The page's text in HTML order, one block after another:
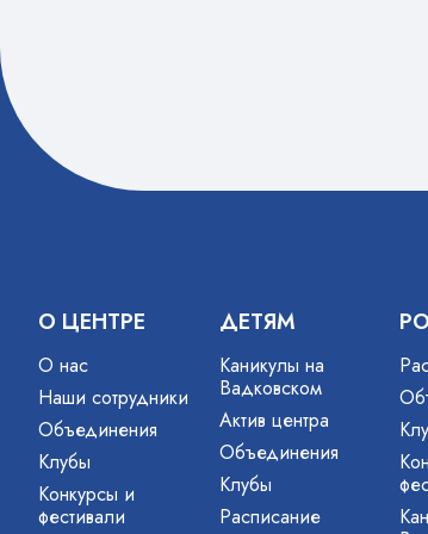
О ЦЕНТРЕ
О нас
Наши сотрудники
Объединения
Клубы
Конкурсы и
фестивали
ДЕТЯМ
Каникулы на
Вадковском
Актив центра
Объединения
Клубы
Расписание